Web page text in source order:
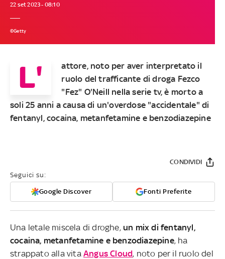
22 set 2023 - 08:10
©Getty
L'
attore, noto per aver interpretato il
ruolo del trafficante di droga Fezco
"Fez" O'Neill nella serie tv, è morto a
soli 25 anni a causa di un'overdose "accidentale" di
fentanyl, cocaina, metanfetamine e benzodiazepine
Seguici su:
Google Discover Fonti Preferite
CONDIVIDI
Una letale miscela di droghe, un mix di fentanyl,
cocaina, metanfetamine e benzodiazepine, ha
strappato alla vita Angus Cloud, noto per il ruolo del